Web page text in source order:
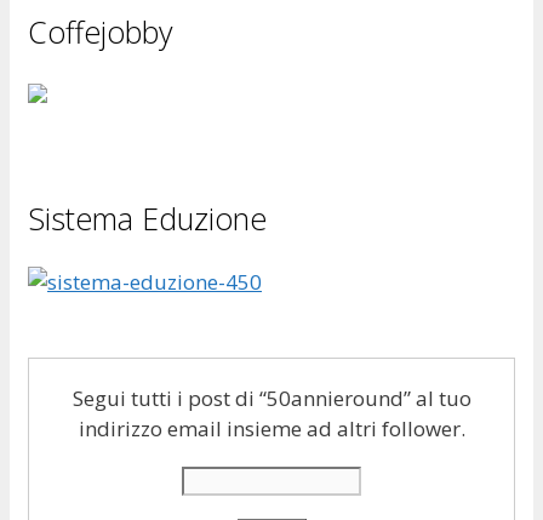
Coffejobby
Sistema Eduzione
Segui tutti i post di “50annieround” al tuo
indirizzo email insieme ad altri follower.